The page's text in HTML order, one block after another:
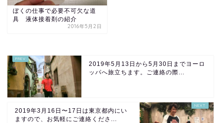
ぼくの仕事で必要不可欠な道
具 液体接着剤の紹介
2016年5月2日
2019年5月13日から5月30日までヨーロ
ッパへ旅立ちます。ご連絡の際...
2019年3月16日〜17日は東京都内にい
ますので、お気軽にご連絡くださ...